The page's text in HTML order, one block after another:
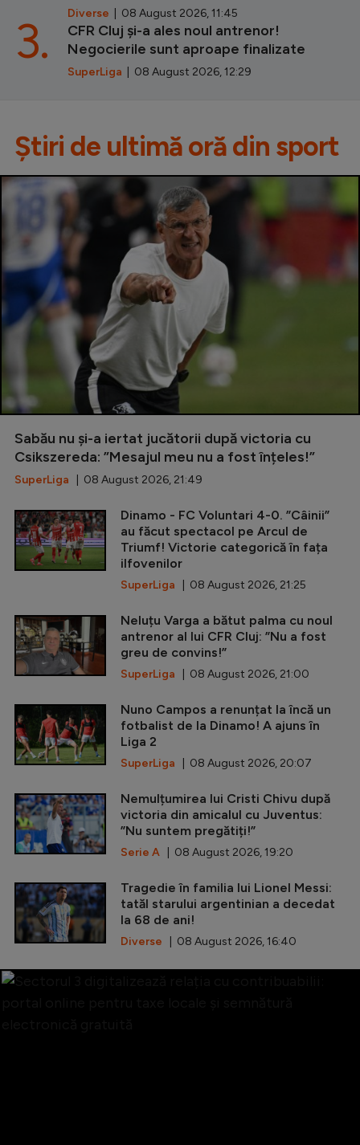
Diverse | 08 August 2026, 11:45
CFR Cluj și-a ales noul antrenor!
Negocierile sunt aproape finalizate
SuperLiga | 08 August 2026, 12:29
3.
Știri de ultimă oră din sport
Sabău nu și-a iertat jucătorii după victoria cu
Csikszereda: ”Mesajul meu nu a fost înțeles!”
SuperLiga | 08 August 2026, 21:49
Dinamo - FC Voluntari 4-0. ”Câinii”
au făcut spectacol pe Arcul de
Triumf! Victorie categorică în fața
ilfovenilor
SuperLiga | 08 August 2026, 21:25
Neluțu Varga a bătut palma cu noul
antrenor al lui CFR Cluj: ”Nu a fost
greu de convins!”
SuperLiga | 08 August 2026, 21:00
Nuno Campos a renunțat la încă un
fotbalist de la Dinamo! A ajuns în
Liga 2
SuperLiga | 08 August 2026, 20:07
Nemulțumirea lui Cristi Chivu după
victoria din amicalul cu Juventus:
”Nu suntem pregătiți!”
Serie A | 08 August 2026, 19:20
Tragedie în familia lui Lionel Messi:
tatăl starului argentinian a decedat
la 68 de ani!
Diverse | 08 August 2026, 16:40